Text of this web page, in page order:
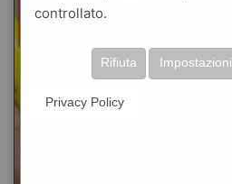
controllato.
Impostazioni
Rifiuta
Privacy Policy